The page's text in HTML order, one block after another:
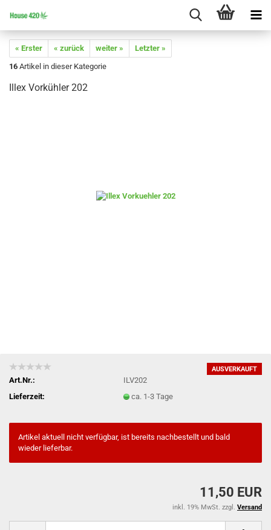
« Erster « zurück weiter »
Letzter »
16 Artikel in dieser Kategorie
Illex Vorkühler 202
AUSVERKAUFT
Art.Nr.:
ILV202
Lieferzeit:
ca. 1-3 Tage
Artikel aktuell nicht verfügbar, ist bereits nachbestellt und bald
wieder lieferbar.
11,50 EUR
inkl. 19% MwSt. zzgl. Versand